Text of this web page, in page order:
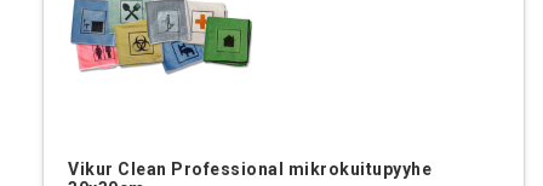
Vikur Clean Professional mikrokuitupyyhe